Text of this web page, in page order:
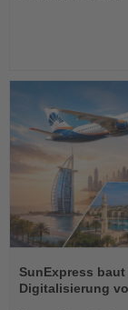
Sie
die
Nachrichten
SunExpress
Digitalisierung